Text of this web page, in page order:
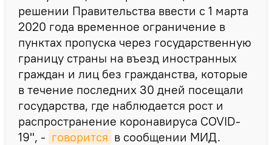
решении Правительства ввести с 1 марта
2020 года временное ограничение в
пунктах пропуска через государственную
границу страны на въезд иностранных
граждан и лиц без гражданства, которые
в течение последних 30 дней посещали
государства, где наблюдается рост и
распространение коронавируса COVID-
19", - говорится в сообщении МИД.